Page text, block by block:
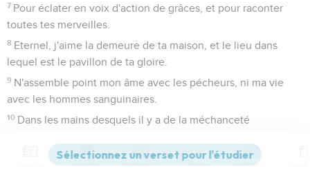
7 Pour éclater en voix d'action de grâces, et pour raconter
toutes tes merveilles.
8 Eternel, j'aime la demeure de ta maison, et le lieu dans
lequel est le pavillon de ta gloire.
9 N'assemble point mon âme avec les pécheurs, ni ma vie
avec les hommes sanguinaires.
10 Dans les mains desquels il y a de la méchanceté
Mais moi, je marche en mon intégrité ; rachète-moi, et aie
Versions Commentaires Strong